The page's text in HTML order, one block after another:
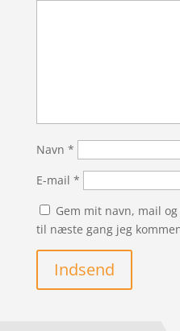
Navn *
E-mail *
Gem mit navn, mail
til næste gang jeg
Indsend